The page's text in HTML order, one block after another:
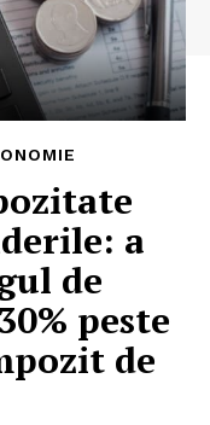
a
de
peste
de